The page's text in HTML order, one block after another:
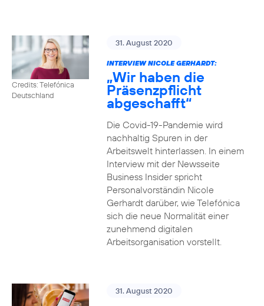
Credits: Telefónica
Deutschland
31. August 2020
INTERVIEW NICOLE GERHARDT:
„Wir haben die
Präsenzpflicht
abgeschafft“
Die Covid-19-Pandemie wird
nachhaltig Spuren in der
Arbeitswelt hinterlassen. In einem
Interview mit der Newsseite
Business Insider spricht
Personalvorständin Nicole
Gerhardt darüber, wie Telefónica
sich die neue Normalität einer
zunehmend digitalen
Arbeitsorganisation vorstellt.
31. August 2020